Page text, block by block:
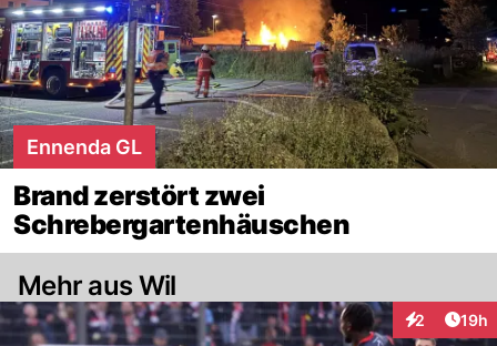
Ennenda GL
Brand zerstört zwei
Schrebergartenhäuschen
Mehr aus Wil
2
Interaktionen
19h